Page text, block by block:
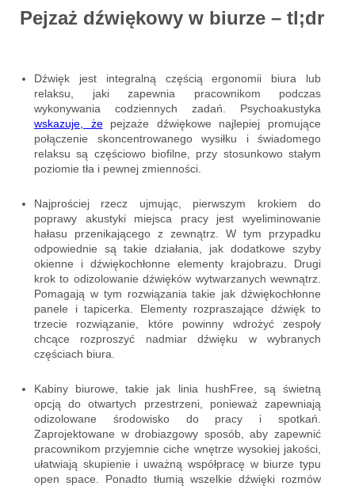
Pejzaż dźwiękowy w biurze – tl;dr
Dźwięk jest integralną częścią ergonomii biura lub
relaksu, jaki zapewnia pracownikom podczas
wykonywania codziennych zadań. Psychoakustyka
wskazuje, żepejzaże dźwiękowe najlepiej promujące
połączenie skoncentrowanego wysiłku i świadomego
relaksu są częściowo biofilne, przy stosunkowo stałym
poziomie tła i pewnej zmienności.
Najprościej rzecz ujmując, pierwszym krokiem do
poprawy akustyki miejsca pracy jest wyeliminowanie
hałasu przenikającego z zewnątrz. W tym przypadku
odpowiednie są takie działania, jak dodatkowe szyby
okienne i dźwiękochłonne elementy krajobrazu. Drugi
krok to odizolowanie dźwięków wytwarzanych wewnątrz.
Pomagają w tym rozwiązania takie jak dźwiękochłonne
panele i tapicerka. Elementy rozpraszające dźwięk to
trzecie rozwiązanie, które powinny wdrożyć zespoły
chcące rozproszyć nadmiar dźwięku w wybranych
częściach biura.
Kabiny biurowe, takie jak linia hushFree, są świetną
opcją do otwartych przestrzeni, ponieważ zapewniają
odizolowane środowisko do pracy i spotkań.
Zaprojektowane w drobiazgowy sposób, aby zapewnić
pracownikom przyjemnie ciche wnętrze wysokiej jakości,
ułatwiają skupienie i uważną współpracę w biurze typu
open space. Ponadto tłumią wszelkie dźwięki rozmów